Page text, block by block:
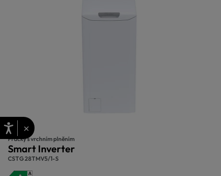
Pračky s vrchním plněním
Smart Inverter
CSTG 28TMV5/1-S
×